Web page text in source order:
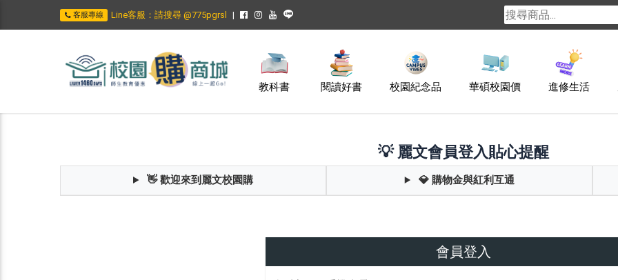
客服專線 Line客服：請搜尋 @775pgrsl
教科書 閱讀好書 校園紀念品 華碩校園價 進修生活
💡 麗文會員登入貼心提醒
👋 歡迎來到麗文校園購 💎 購物金與紅利互通
會員登入